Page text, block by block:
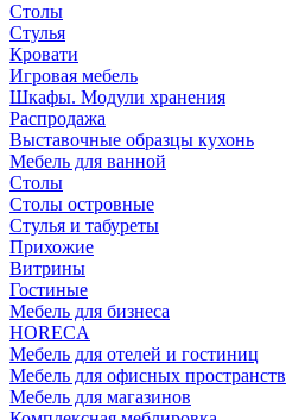
Столы
Стулья
Кровати
Игровая мебель
Шкафы. Модули хранения
Распродажа
Выставочные образцы кухонь
Мебель для ванной
Столы
Столы островные
Стулья и табуреты
Прихожие
Витрины
Гостиные
Мебель для бизнеса
HORECA
Мебель для отелей и гостиниц
Мебель для офисных пространств
Мебель для магазинов